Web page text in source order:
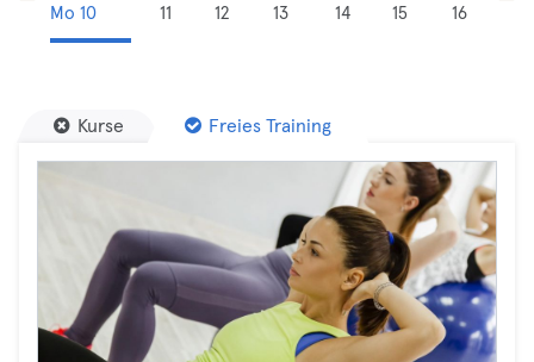
Mo 10
11
12
13
14
15
16
Kurse Freies Training